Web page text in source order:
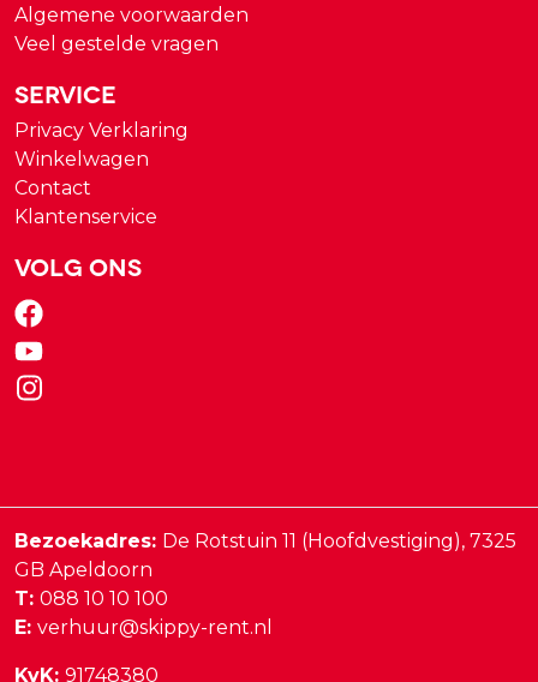
Algemene voorwaarden
Veel gestelde vragen
Service
Privacy Verklaring
Winkelwagen
Contact
Klantenservice
Volg ons
Bezoekadres: De Rotstuin 11 (Hoofdvestiging), 7325
GB Apeldoorn
T: 088 10 10 100
E: verhuur@skippy-rent.nl
KvK: 91748380